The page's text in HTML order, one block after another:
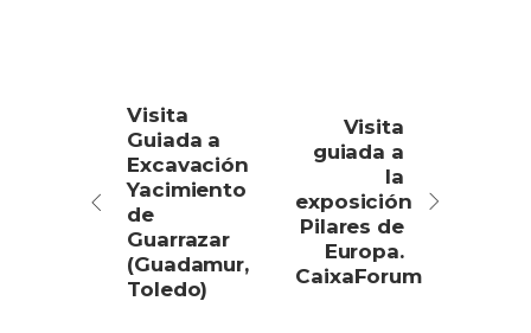
Visita
Guiada a
Excavación
Yacimiento
de
Guarrazar
(Guadamur,
Toledo)
Visita
guiada a
la
exposición
Pilares de
Europa.
CaixaForum